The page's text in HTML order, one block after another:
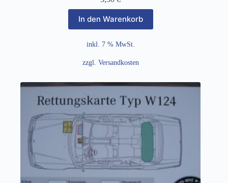
In den Warenkorb
inkl. 7 % MwSt.
zzgl. Versandkosten